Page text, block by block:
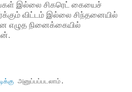
இல்லை சிகரெட் கையைச்
விட்டம் இல்லை சிந்தனையில்
எழுத நினைக்கையில்
அனுப்பப்படலாம்.